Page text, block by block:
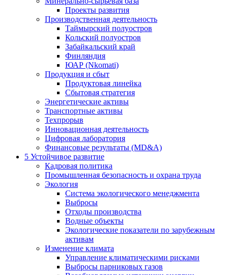
Проекты развития
Производственная деятельность
Таймырский полуостров
Кольский полуостров
Забайкальский край
Финляндия
ЮАР (Nkomati)
Продукция и сбыт
Продуктовая линейка
Сбытовая стратегия
Энергетические активы
Транспортные активы
Техпрорыв
Инновационная деятельность
Цифровая лаборатория
Финансовые результаты (MD&A)
5 Устойчивое развитие
Кадровая политика
Промышленная безопасность и охрана труда
Экология
Система экологического менеджмента
Выбросы
Отходы производства
Водные объекты
Экологические показатели по зарубежным
активам
Изменение климата
Управление климатическими рисками
Выбросы парниковых газов